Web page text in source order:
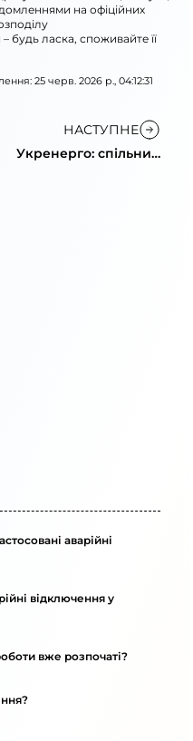
на офіційних
будь ласка, споживайте її
25 черв. 2026 р., 04:12:31
НАСТУПНЕ
Укренерго: спільний
аварійні
відключення у
вже розпочаті?